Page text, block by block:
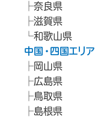
奈良県
滋賀県
和歌山県
中国・四国エリア
岡山県
広島県
鳥取県
島根県